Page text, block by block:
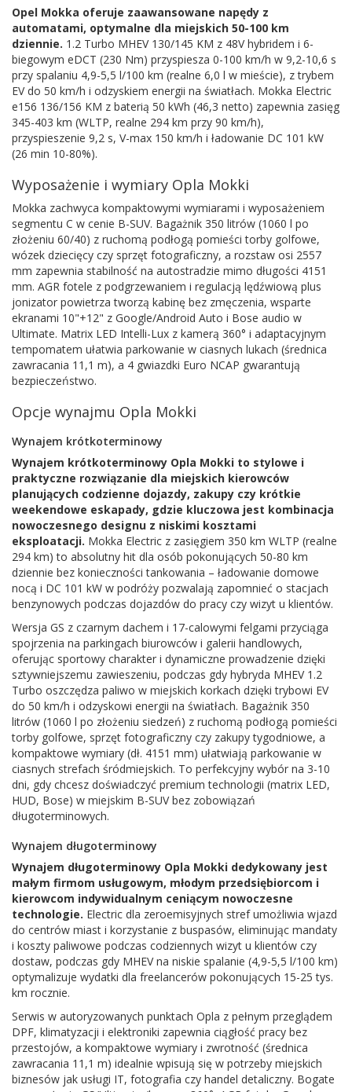
Opel Mokka oferuje zaawansowane napędy z
automatami, optymalne dla miejskich 50-100 km
dziennie. 1.2 Turbo MHEV 130/145 KM z 48V hybridem i 6-
biegowym eDCT (230 Nm) przyspiesza 0-100 km/h w 9,2-10,6 s
przy spalaniu 4,9-5,5 l/100 km (realne 6,0 l w mieście), z trybem
EV do 50 km/h i odzyskiem energii na światłach. Mokka Electric
e156 136/156 KM z baterią 50 kWh (46,3 netto) zapewnia zasięg
345-403 km (WLTP, realne 294 km przy 90 km/h),
przyspieszenie 9,2 s, V-max 150 km/h i ładowanie DC 101 kW
(26 min 10-80%).
Wyposażenie i wymiary Opla Mokki
Mokka zachwyca kompaktowymi wymiarami i wyposażeniem
segmentu C w cenie B-SUV. Bagażnik 350 litrów (1060 l po
złożeniu 60/40) z ruchomą podłogą pomieści torby golfowe,
wózek dziecięcy czy sprzęt fotograficzny, a rozstaw osi 2557
mm zapewnia stabilność na autostradzie mimo długości 4151
mm. AGR fotele z podgrzewaniem i regulacją lędźwiową plus
jonizator powietrza tworzą kabinę bez zmęczenia, wsparte
ekranami 10"+12" z Google/Android Auto i Bose audio w
Ultimate. Matrix LED Intelli-Lux z kamerą 360° i adaptacyjnym
tempomatem ułatwia parkowanie w ciasnych lukach (średnica
zawracania 11,1 m), a 4 gwiazdki Euro NCAP gwarantują
bezpieczeństwo.
Opcje wynajmu Opla Mokki
Wynajem krótkoterminowy
Wynajem krótkoterminowy Opla Mokki to stylowe i
praktyczne rozwiązanie dla miejskich kierowców
planujących codzienne dojazdy, zakupy czy krótkie
weekendowe eskapady, gdzie kluczowa jest kombinacja
nowoczesnego designu z niskimi kosztami
eksploatacji. Mokka Electric z zasięgiem 350 km WLTP (realne
294 km) to absolutny hit dla osób pokonujących 50-80 km
dziennie bez konieczności tankowania – ładowanie domowe
nocą i DC 101 kW w podróży pozwalają zapomnieć o stacjach
benzynowych podczas dojazdów do pracy czy wizyt u klientów.
Wersja GS z czarnym dachem i 17-calowymi felgami przyciąga
spojrzenia na parkingach biurowców i galerii handlowych,
oferując sportowy charakter i dynamiczne prowadzenie dzięki
sztywniejszemu zawieszeniu, podczas gdy hybryda MHEV 1.2
Turbo oszczędza paliwo w miejskich korkach dzięki trybowi EV
do 50 km/h i odzyskowi energii na światłach. Bagażnik 350
litrów (1060 l po złożeniu siedzeń) z ruchomą podłogą pomieści
torby golfowe, sprzęt fotograficzny czy zakupy tygodniowe, a
kompaktowe wymiary (dł. 4151 mm) ułatwiają parkowanie w
ciasnych strefach śródmiejskich. To perfekcyjny wybór na 3-10
dni, gdy chcesz doświadczyć premium technologii (matrix LED,
HUD, Bose) w miejskim B-SUV bez zobowiązań
długoterminowych.
Wynajem długoterminowy
Wynajem długoterminowy Opla Mokki dedykowany jest
małym firmom usługowym, młodym przedsiębiorcom i
kierowcom indywidualnym ceniącym nowoczesne
technologie. Electric dla zeroemisyjnych stref umożliwia wjazd
do centrów miast i korzystanie z buspasów, eliminując mandaty
i koszty paliwowe podczas codziennych wizyt u klientów czy
dostaw, podczas gdy MHEV na niskie spalanie (4,9-5,5 l/100 km)
optymalizuje wydatki dla freelancerów pokonujących 15-25 tys.
km rocznie.
Serwis w autoryzowanych punktach Opla z pełnym przeglądem
DPF, klimatyzacji i elektroniki zapewnia ciągłość pracy bez
przestojów, a kompaktowe wymiary i zwrotność (średnica
zawracania 11,1 m) idealnie wpisują się w potrzeby miejskich
biznesów jak usługi IT, fotografia czy handel detaliczny. Bogate